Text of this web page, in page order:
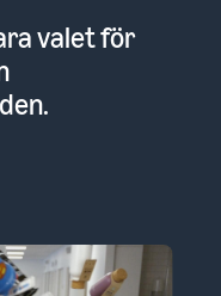
valet för